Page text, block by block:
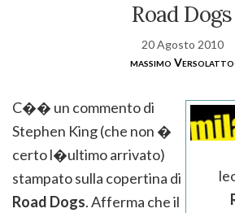
Road Dogs
20 Agosto 2010
massimo Versolatto
C�� un commento di
Stephen King (che non �
certo l�ultimo arrivato)
stampato sulla copertina di
Road Dogs. Afferma che il